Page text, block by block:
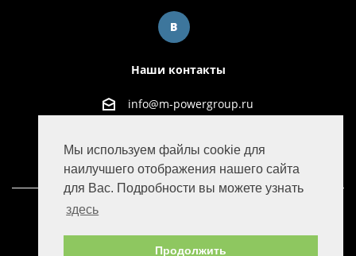
Мы используем файлы cookie для
наилучшего отображения нашего сайта
для Вас. Подробности вы можете узнать
здесь
Продолжить
Наши контакты
info@m-powergroup.ru